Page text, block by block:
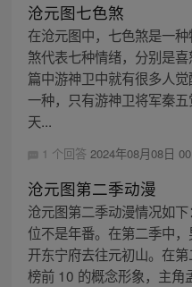
沧元图七色煞
在沧元图中，七色煞是一
煞代表七种情绪，分别是
篇中游神卫中就有很多人
一种，只有游神卫将军秦
天...
1 个回答 2024年08月08日
沧元图第二季动漫
沧元图第二季动漫情况如
位不是年番。在第二季中
开东宁府去往元初山。在
榜前 10 的概念形象，主角